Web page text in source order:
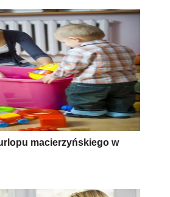
macierzyńskiego w